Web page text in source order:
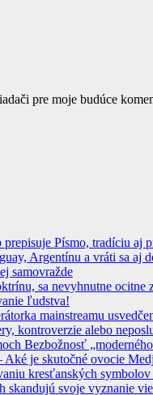
pre moje budúce
Písmo, tradíciu aj
Argentínu a vráti sa aj
samovražde
sa nevyhnutne
ľudstva!
mainstreamu
kontroverzie alebo
Bezbožnosť
Aké je skutočné ovocie
kresťanských
svoje vyznanie